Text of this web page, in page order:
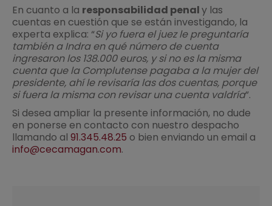
En cuanto a la responsabilidad penaly las
cuentas en cuestión que se están investigando, la
experta explica: “Si yo fuera el juez le preguntaría
también a Indra en qué número de cuenta
ingresaron los 138.000 euros, y si no es la misma
cuenta que la Complutense pagaba a la mujer del
presidente, ahí le revisaría las dos cuentas, porque
si fuera la misma con revisar una cuenta valdría”.
Si desea ampliar la presente información, no dude
en ponerse en contacto con nuestro despacho
llamando al 91.345.48.25 o bien enviando un email a
info@cecamagan.com.